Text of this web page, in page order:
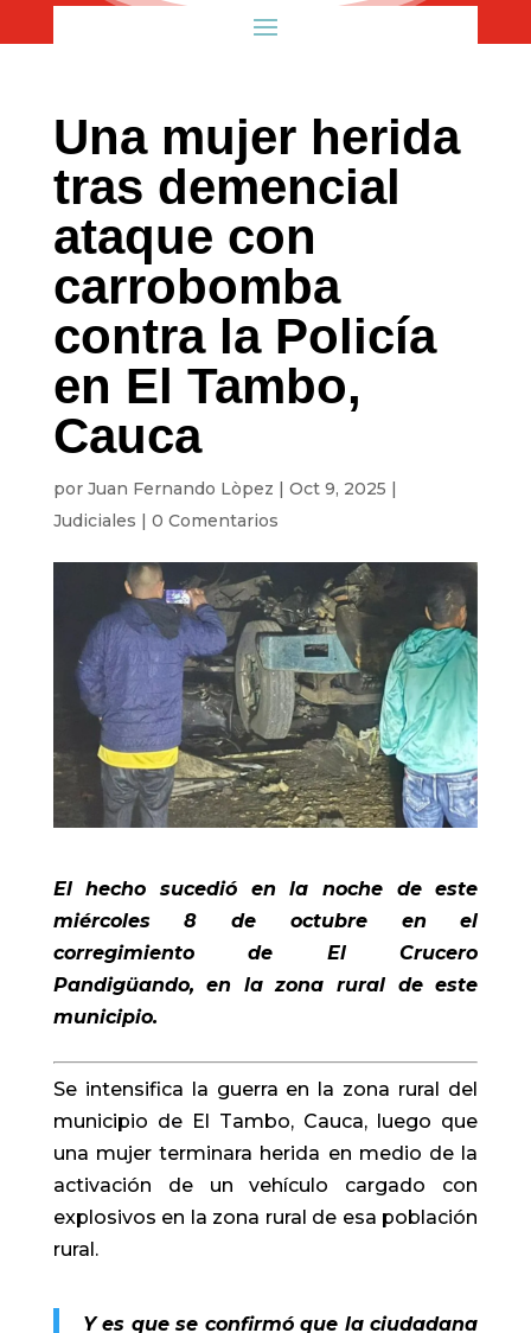
Una mujer herida
tras demencial
ataque con
carrobomba
contra la Policía
en El Tambo,
Cauca
por Juan Fernando Lòpez | Oct 9, 2025 |
Judiciales | 0 Comentarios
El hecho sucedió en la noche de este
miércoles 8 de octubre en el
corregimiento de El Crucero
Pandigüando, en la zona rural de este
municipio.
Se intensifica la guerra en la zona rural del
municipio de El Tambo, Cauca, luego que
una mujer terminara herida en medio de la
activación de un vehículo cargado con
explosivos en la zona rural de esa población
rural.
Y es que se confirmó que la ciudadana